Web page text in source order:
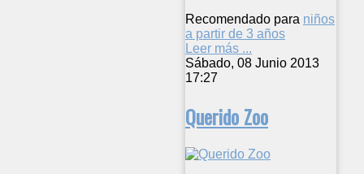
Recomendado para niños
a partir de 3 años
Leer más ...
Sábado, 08 Junio 2013
17:27
Querido Zoo